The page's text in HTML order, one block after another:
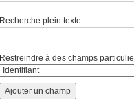
Recherche plein texte
Restreindre à des champs
Ajouter un champ